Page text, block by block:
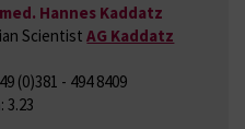
Hannes Kaddatz
ScientistAG Kaddatz
(0)381 - 494 8409
3.23